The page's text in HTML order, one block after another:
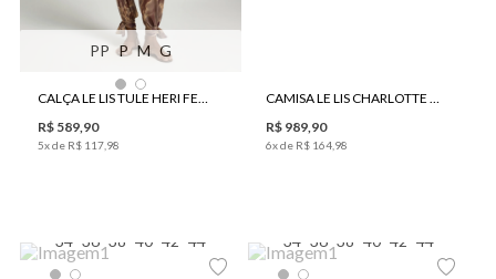
PP P M G
CALÇA LE LIS TULE HERI FEMININA
R$ 589,90
5x de R$ 117 98
CAMISA LE LIS CHARLOTTE II FEMININA
R$ 989,90
6x de R$ 164 98
34 36 38 40 42 44 34 36 38 40 42 44